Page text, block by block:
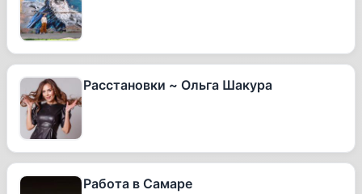
Расстановки ~ Ольга Шакура
Работа в Самаре